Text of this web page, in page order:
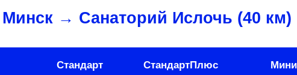
→ Санаторий Ислочь (40 км)
Стандарт СтандартПлюс